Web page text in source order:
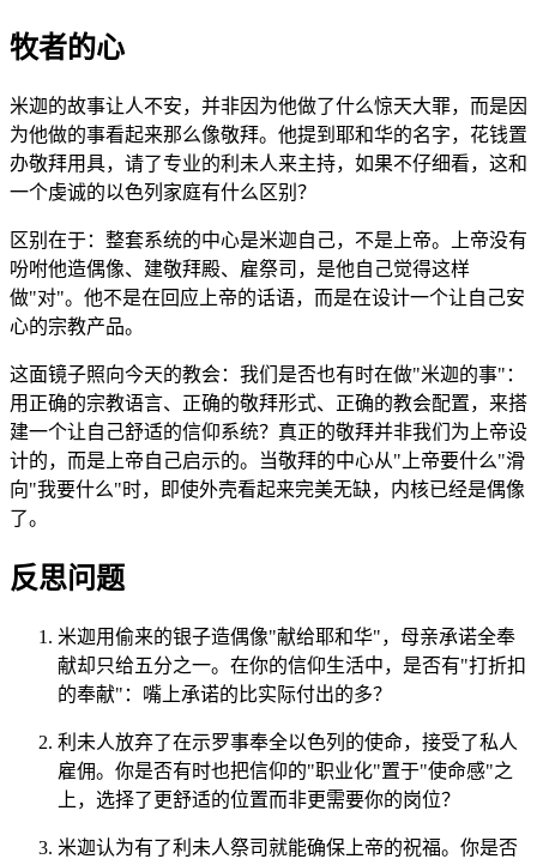
牧者的心
米迦的故事让人不安，并非因为他做了什么惊天大罪，而是因
为他做的事看起来那么像敬拜。他提到耶和华的名字，花钱置
办敬拜用具，请了专业的利未人来主持，如果不仔细看，这和
一个虔诚的以色列家庭有什么区别？
区别在于：整套系统的中心是米迦自己，不是上帝。上帝没有
吩咐他造偶像、建敬拜殿、雇祭司，是他自己觉得这样
做"对"。他不是在回应上帝的话语，而是在设计一个让自己安
心的宗教产品。
这面镜子照向今天的教会：我们是否也有时在做"米迦的事"：
用正确的宗教语言、正确的敬拜形式、正确的教会配置，来搭
建一个让自己舒适的信仰系统？真正的敬拜并非我们为上帝设
计的，而是上帝自己启示的。当敬拜的中心从"上帝要什么"滑
向"我要什么"时，即使外壳看起来完美无缺，内核已经是偶像
了。
反思问题
米迦用偷来的银子造偶像"献给耶和华"，母亲承诺全奉
献却只给五分之一。在你的信仰生活中，是否有"打折扣
的奉献"：嘴上承诺的比实际付出的多？
利未人放弃了在示罗事奉全以色列的使命，接受了私人
雇佣。你是否有时也把信仰的"职业化"置于"使命感"之
上，选择了更舒适的位置而非更需要你的岗位？
米迦认为有了利未人祭司就能确保上帝的祝福。你是否